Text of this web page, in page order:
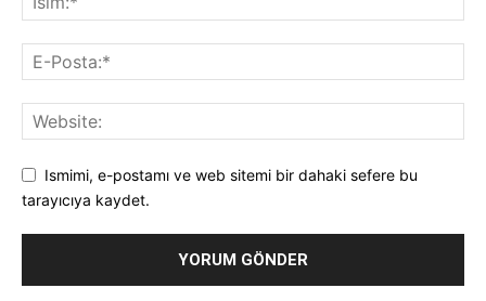
Ismimi, e-postamı ve web sitemi bir dahaki sefere bu
tarayıcıya kaydet.